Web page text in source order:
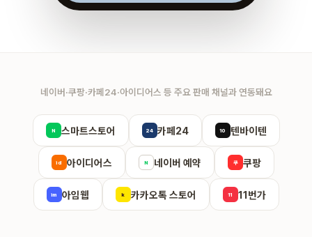
네이버·쿠팡·카페24·아이디어스 등 주요 판매 채널과 연동돼요
N 스마트스토어 24 카페24 10 텐바이텐
id 아이디어스 N 네이버 예약 쿠 쿠팡
im 아임웹 k 카카오톡 스토어 11 11번가